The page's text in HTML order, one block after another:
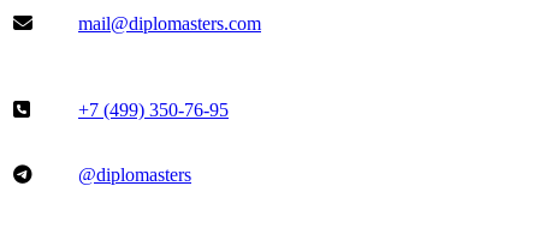
mail@diplomasters.com
+7 (499) 350-76-95
@diplomasters